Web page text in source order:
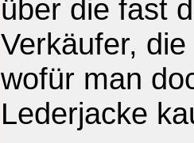
über die fast
Verkäufer,
wofür man
Lederjacke